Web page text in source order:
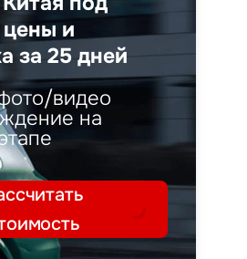
и
за 25 дней
видео
на